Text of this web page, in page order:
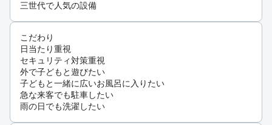
三世代で人気の設備
こだわり
日当たり重視
セキュリティ対策重視
外で子どもと遊びたい
子どもと一緒に広いお風呂に入りたい
急な来客でも駐車したい
雨の日でも洗濯したい